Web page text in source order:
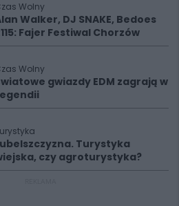
Wolny
Walker, DJ SNAKE, Bedoes
Fajer Festiwal Chorzów
Wolny
gwiazdy EDM zagrają w
Turystyka
czy agroturystyka?